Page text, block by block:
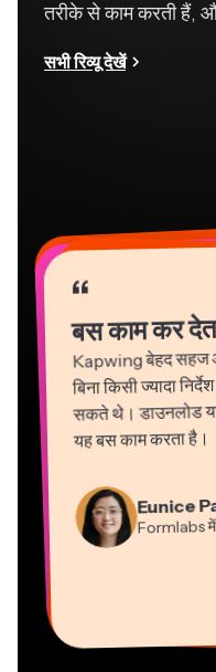
तरीके से काम करती हैं,
सभी रिव्यू देखें
“
बस काम कर
Kapwing बेहद सहज
बिना किसी ज्यादा
सकते थे। डाउनलोड
यह बस काम करता है।
Eunice
Formlabs में
“
“
Grant
Panos
एपाथलॉन में
“
Gracie
कंटेंट
“
वीडियो एडिटर
“
Natasha
परामर्शदाता
“
Dina